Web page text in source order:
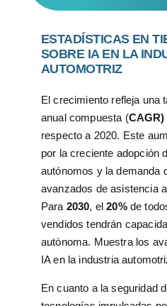
ESTADÍSTICAS EN
SOBRE IA EN LA
AUTOMOTRIZ
El crecimiento refleja una
anual compuesta (CAGR)
respecto a 2020. Este
por la creciente adopción
autónomos y la demanda
avanzados de asistencia
Para 2030, el20%de
vendidos tendrán
autónoma. Muestra los
IA en la industria
En cuanto a la seguridad